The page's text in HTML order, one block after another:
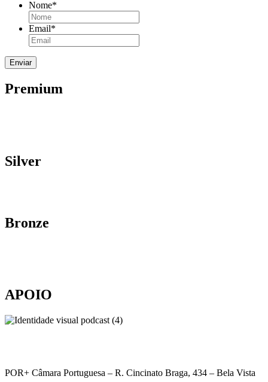
Nome*
Email*
Premium
Silver
Bronze
APOIO
POR+ Câmara Portuguesa – R. Cincinato Braga, 434 – Bela Vista